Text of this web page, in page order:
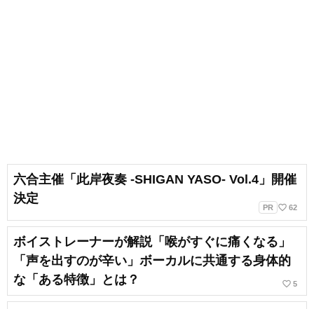
六合主催「此岸夜奏 -SHIGAN YASO- Vol.4」開催
決定
PR favorite_border 62
ボイストレーナーが解説「喉がすぐに痛くなる」
「声を出すのが辛い」ボーカルに共通する身体的
な「ある特徴」とは？
favorite_border 5